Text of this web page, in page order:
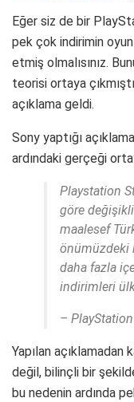
Eğer siz de bir
pek çok indirimin
etmiş olmalısınız.
teorisi ortaya
açıklama geldi.
Sony yaptığı
ardındaki gerçeği
Playstation
göre
maalesef
önümüzdeki
daha fazla
indirimleri
–
Yapılan
değil, bilinçli bir
bu nedenin ardında